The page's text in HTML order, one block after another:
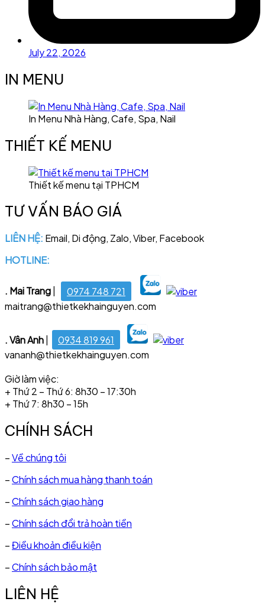
July 22, 2026
IN MENU
In Menu Nhà Hàng, Cafe, Spa, Nail
THIẾT KẾ MENU
Thiết kế menu tại TPHCM
TƯ VẤN BÁO GIÁ
LIÊN HỆ: Email, Di động, Zalo, Viber, Facebook
HOTLINE:
. Mai Trang
0974 748 721
maitrang@thietkekhainguyen.com
. Vân Anh
0934 819 961
vananh@thietkekhainguyen.com
Giờ làm việc:
+ Thứ 2 – Thứ 6: 8h30 – 17:30h
+ Thứ 7: 8h30 – 15h
CHÍNH SÁCH
–Về chúng tôi
–Chính sách mua hàng thanh toán
–Chính sách giao hàng
–Chính sách đổi trả hoàn tiền
–Điều khoản điều kiện
–Chính sách bảo mật
LIÊN HỆ